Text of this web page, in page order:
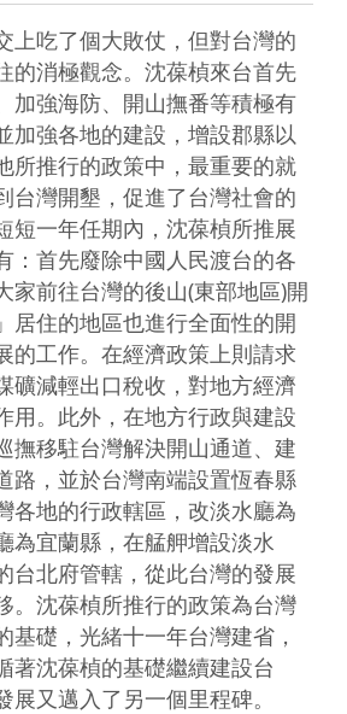
上吃了個大敗仗，但對台灣的
的消極觀念。沈葆楨來台首先
加強海防、開山撫番等積極有
加強各地的建設，增設郡縣以
所推行的政策中，最重要的就
台灣開墾，促進了台灣社會的
短一年任期內，沈葆楨所推展
：首先廢除中國人民渡台的各
家前往台灣的後山(東部地區)開
居住的地區也進行全面性的開
的工作。在經濟政策上則請求
礦減輕出口稅收，對地方經濟
用。此外，在地方行政與建設
撫移駐台灣解決開山通道、建
路，並於台灣南端設置恆春縣
各地的行政轄區，改淡水廳為
為宜蘭縣，在艋舺增設淡水
台北府管轄，從此台灣的發展
。沈葆楨所推行的政策為台灣
基礎，光緒十一年台灣建省，
著沈葆楨的基礎繼續建設台
又邁入了另一個里程碑。